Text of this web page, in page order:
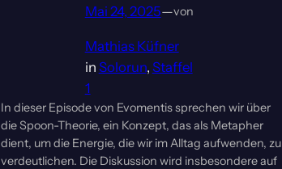
Mai 24, 2025—von
Mathias Küfner
in Solorun, Staffel
1
In dieser Episode von Evomentis sprechen wir über
die Spoon-Theorie, ein Konzept, das als Metapher
dient, um die Energie, die wir im Alltag aufwenden, zu
verdeutlichen. Die Diskussion wird insbesondere auf